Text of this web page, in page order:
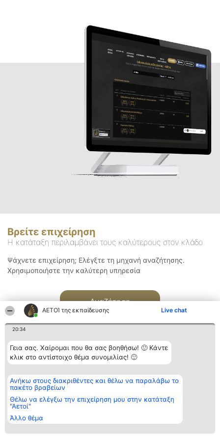
ΑΕΤΟΊ της εκπαίδευσης Live chat
20:34
Γεια σας. Χαίρομαι που θα σας βοηθήσω! 🙂 Κάντε
κλικ στο αντίστοιχο θέμα συνομιλίας! 🙂
Ανήκω στους διακριθέντες και θέλω να παραλάβω το
πακέτο βραβείων
Θέλω να ελέγξω την επιχείρηση μου στην κατάταξη
"Αετοί"
Άλλο θέμα
Βρείτε επιχείρηση
Η κατάταξη περιλαμβάνει τους καλύτερους στον κλάδο
Ψάχνετε επιχείρηση; Ελέγξτε τη μηχανή αναζήτησης.
Χρησιμοποιήστε την καλύτερη υπηρεσία
Αναζήτηση
Διοργανωτής της
κατάταξης
BEAUTIFUL COMPANY
ΤΗΛ. ΕΠΙΚΟΙΝΩΝΙΑΣ:
2104128019
email:
aetoi@beautifulcompany.co
Κατάταξη
Διακριθέντες
των
διακριθέντων
προϋποθέσεις
Επικοινωνία
Επικοινωνία